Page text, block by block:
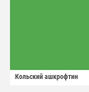
Кольский ашкрофтин